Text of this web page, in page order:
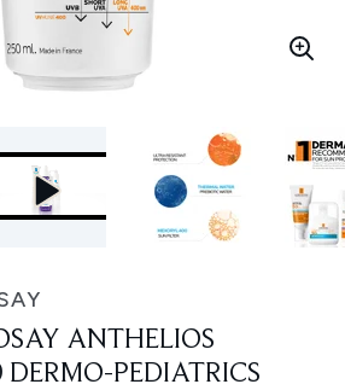
ANTHELIOS
PEDIATRICS